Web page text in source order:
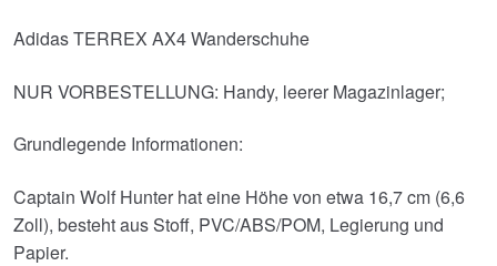
Adidas TERREX AX4 Wanderschuhe
NUR VORBESTELLUNG: Handy, leerer Magazinlager;
Grundlegende Informationen:
Captain Wolf Hunter hat eine Höhe von etwa 16,7 cm (6,6
Zoll), besteht aus Stoff, PVC/ABS/POM, Legierung und
Papier.